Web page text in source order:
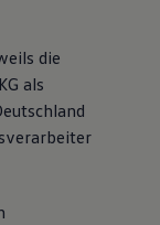
die
als